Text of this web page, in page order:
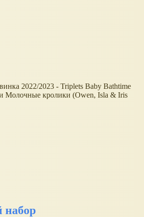
2022/2023 - Triplets Baby Bathtime
Молочные кролики (Owen, Isla & Iris
набор